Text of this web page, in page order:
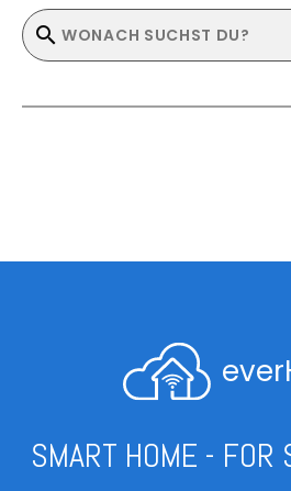
SMART HOME - FOR